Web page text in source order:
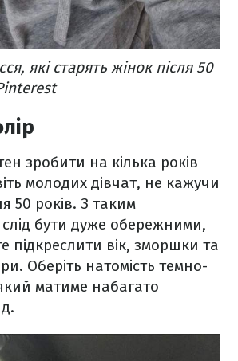
які старять жінок після 50
зробити на кілька років
молодих дівчат, не кажучи
50 років. З таким
бути дуже обережними,
підкреслити вік, зморшки та
Оберіть натомість темно-
матиме набагато